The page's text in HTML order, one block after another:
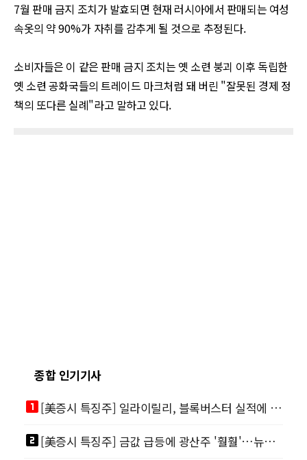
7월 판매 금지 조치가 발효되면 현재 러시아에서 판매되는 여성
속옷의 약90%가 자취를 감추게 될 것으로 추정된다.
소비자들은 이 같은 판매 금지 조치는 옛 소련 붕괴 이후 독립한
옛 소련 공화국들의 트레이드 마크처럼 돼 버린 "잘못된 경제 정
책의 또다른 실례"라고 말하고 있다.
종합 인기기사
looks_one [美증시 특징주] 일라이릴리, 블록버스터 실적에 급등…마운자로 매출 폭발
looks_two [美증시 특징주] 금값 급등에 광산주 '훨훨'…뉴몬트·바릭마이닝 주도